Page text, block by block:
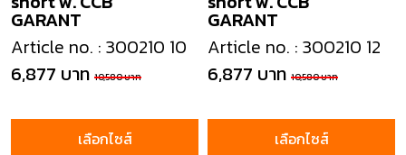
GARANT
Article no. : 300210 10
6,877 บาท 10,580 บาท
เลือกไซส์
GARANT
Article no. : 300210 12
6,877 บาท 10,580 บาท
เลือกไซส์